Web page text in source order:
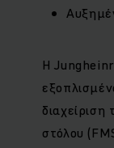
Η
στόλου